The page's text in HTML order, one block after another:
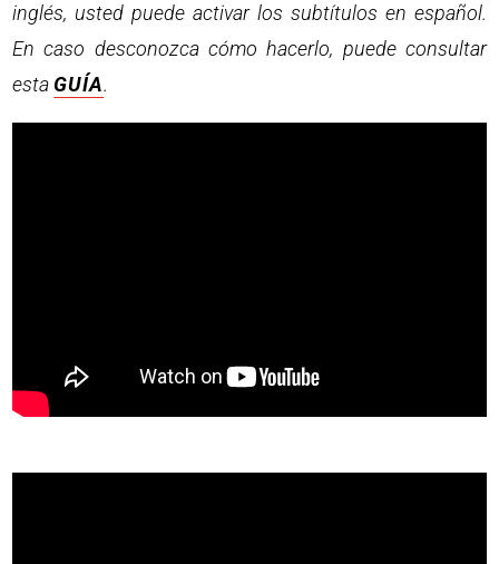
inglés, usted puede activar los subtítulos en español.
En caso desconozca cómo hacerlo, puede consultar
esta GUÍA.